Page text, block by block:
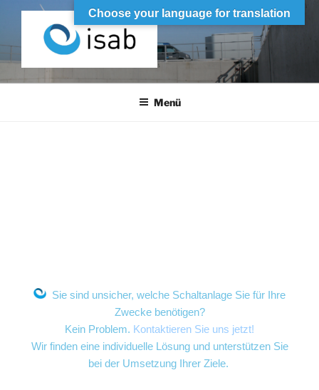
ISAB
Industrieller Schaltanlagenbau
Menü
Sie sind unsicher, welche Schaltanlage Sie für Ihre
Zwecke benötigen?
Kein Problem. Kontaktieren Sie uns jetzt!
Wir finden eine individuelle Lösung und unterstützen Sie
bei der Umsetzung Ihrer Ziele.
Choose your language for translation